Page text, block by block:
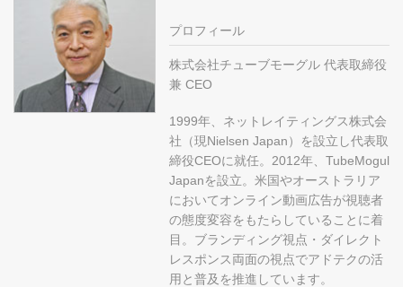
プロフィール
株式会社チューブモーグル 代表取締役
兼 CEO
1999年、ネットレイティングス株式会
社（現Nielsen Japan）を設立し代表取
締役CEOに就任。2012年、TubeMogul
Japanを設立。米国やオーストラリア
においてオンライン動画広告が視聴者
の態度変容をもたらしていることに着
目。ブランディング視点・ダイレクト
レスポンス両面の視点でアドテクの活
用と普及を推進しています。